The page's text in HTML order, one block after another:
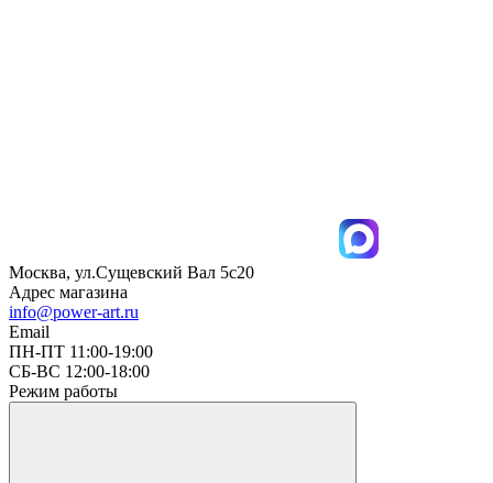
Москва, ул.Сущевский Вал 5с20
Адрес магазина
info@power-art.ru
Email
ПН-ПТ 11:00-19:00
СБ-ВС 12:00-18:00
Режим работы